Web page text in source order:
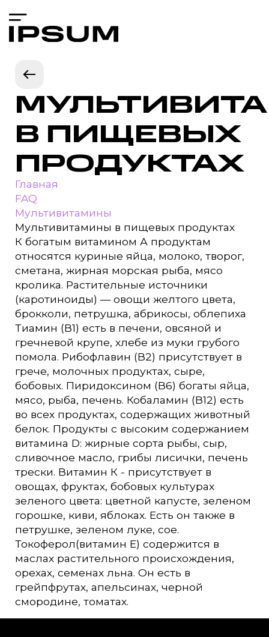
В ПИЩЕВЫХ
ПРОДУКТАХ
Главная
FAQ
Мультивитамины
Мультивитамины в пищевых продуктах
К богатым витамином А продуктам
относятся куриные яйца, молоко, творог,
сметана, жирная морская рыба, мясо
кролика. Растительные источники
(каротиноиды) — овощи желтого цвета,
брокколи, петрушка, абрикосы, облепиха
Тиамин (В1) есть в печени, овсяной и
гречневой крупе, хлебе из муки грубого
помола. Рибофлавин (В2) присутствует в
грече, молочных продуктах, сыре,
бобовых. Пиридоксином (В6) богаты яйца,
мясо, рыба, печень. Кобаламин (В12) есть
во всех продуктах, содержащих животный
белок. Продукты с высоким содержанием
витамина D: жирные сорта рыбы, сыр,
сливочное масло, грибы лисички, печень
трески. Витамин К - присутствует в
овощах, фруктах, бобовых культурах
зеленого цвета: цветной капусте, зеленом
горошке, киви, яблоках. Есть он также в
петрушке, зеленом луке, сое.
Токоферол(витамин Е) содержится в
маслах растительного происхождения,
орехах, семенах льна. Он есть в
грейпфрутах, апельсинах, черной
смородине, томатах.